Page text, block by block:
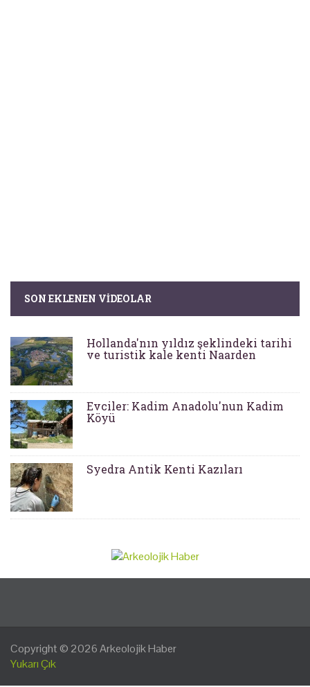
SON EKLENEN VIDEOLAR
Hollanda'nın yıldız şeklindeki tarihi
ve turistik kale kenti Naarden
Evciler: Kadim Anadolu'nun Kadim
Köyü
Syedra Antik Kenti Kazıları
Copyright © 2026Arkeolojik Haber
Yukarı Çık